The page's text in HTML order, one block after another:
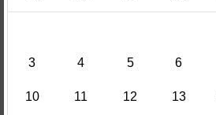
3 4 5 6
10 11 12 13